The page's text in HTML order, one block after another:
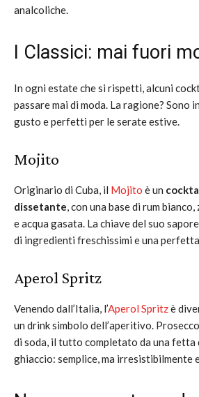
analcoliche.
I Classici: mai fuori
In ogni estate che si rispetti, alcuni
passare mai di moda. La ragione? Sono
gusto e perfetti per le serate estive.
Mojito
Originario di Cuba, il Mojito è un
dissetante, con una base di rum
e acqua gasata. La chiave del suo
di ingredienti freschissimi e una
Aperol Spritz
Venendo dall’Italia, l’Aperol Spritzè
un drink simbolo dell’aperitivo.
di soda, il tutto completato da una fetta
ghiaccio: semplice, ma irresistibilmente